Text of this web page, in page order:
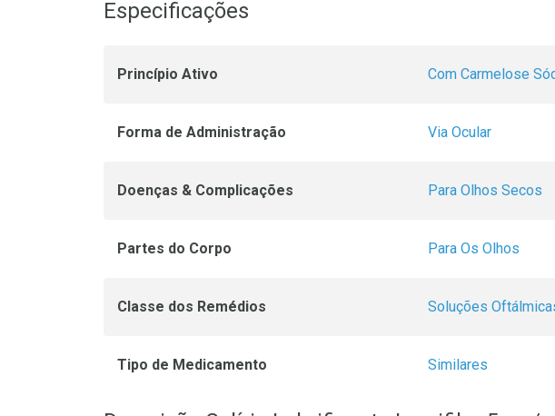
Especificações
Princípio Ativo Com Carmelose
Forma de Administração Via Ocular
Doenças & Complicações Para Olhos Secos
Partes do Corpo Para Os Olhos
Classe dos Remédios Soluções
Tipo de Medicamento Similares